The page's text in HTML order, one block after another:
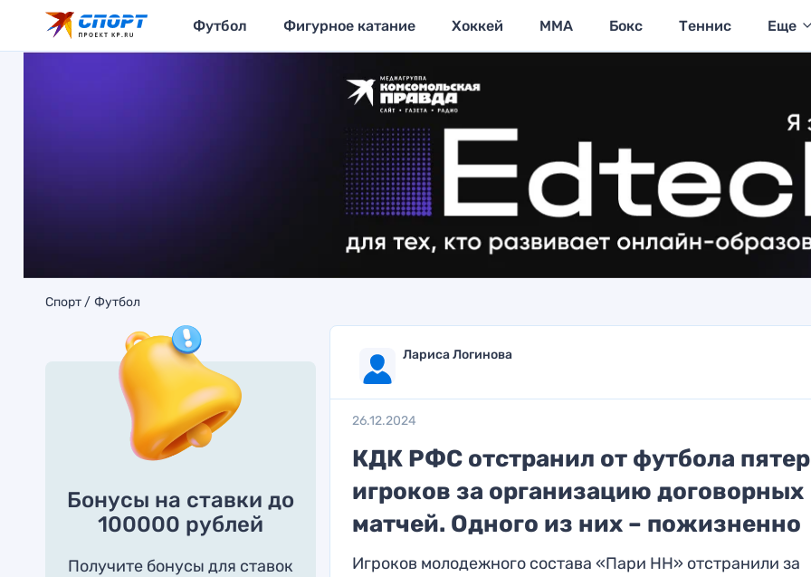
Футбол Фигурное катание Хоккей MMA Бокс Теннис Еще
Спорт Футбол
Бонусы на ставки до
100000 рублей
Получите бонусы для ставок
Лариса Логинова
26.12.2024
КДК РФС отстранил от футбола
игроков за организацию договорных
матчей. Одного из них – пожизненно
Игроков молодежного состава «Пари НН» отстранили за